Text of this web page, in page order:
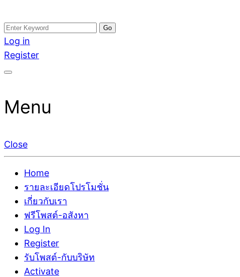
Skip
to
content
อสังหาโพสต์ รีวิวเยอะ รับจ้างโพสต์ขายบ้าน รับจ้างโพสต์อ
ติดGoogleหน้าแรกได้จริงๆ ใน 7 วัน
รับจ้างโพสอสังหา ขายบ้าน อสังหาโพสต์ เชื่อถือได้จริง รับ
เดียว ที่กล้าการันตีผลงาน ประสบการณ์กว่า20ปี ทีมงานมืออ
Search
for:
Log in
Register
Menu
Close
Home
รายละเอียดโปรโมชั่น
เกี่ยวกับเรา
ฟรีโพสต์-อสังหา
Log In
Register
รับโพสต์-กับบริษัท
Activate